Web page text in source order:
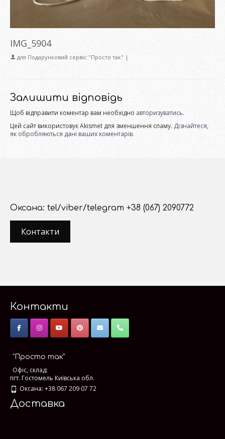
IMG_5904
для Подарунковий сервіс "Просто так" |
Залишити відповідь
Щоб відправити коментар вам необхідно авторизуватись.
Цей сайт використовує Akismet для зменшення спаму. Дізнайтеся,
як обробляються дані ваших коментарів.
Оксана: tel/viber/telegram +38 (067) 2090772
Контакти
Контакти
"Просто так"
Офіс, склад:
пгт. Гостомель Київська обл.
Оксана: +38 067 209 07 72
Доставка